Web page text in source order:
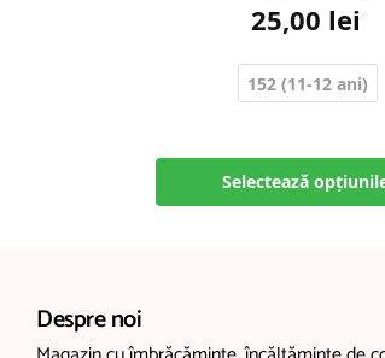
25,00 lei
152 (11-12 ani)
Selectează
Despre noi